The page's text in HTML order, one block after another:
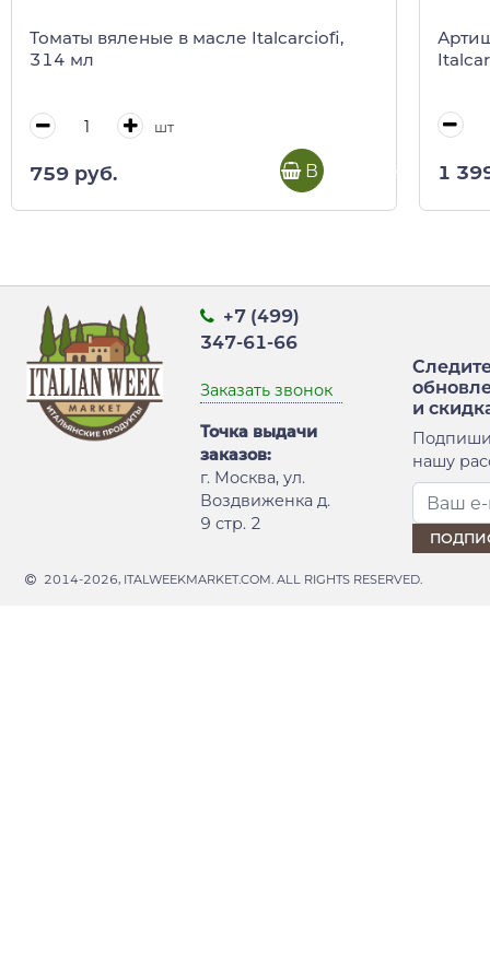
Томаты вяленые в масле Italcarciofi,
314 мл
шт
759 руб. В корзину 1
+7 (499)
347-61-66
Заказать звонок
Точка выдачи
заказов:
г. Москва, ул.
Воздвиженка д.
9 стр. 2
и
нашу
2014-2026, ITALWEEKMARKET.COM. ALL RIGHTS RESERVED.